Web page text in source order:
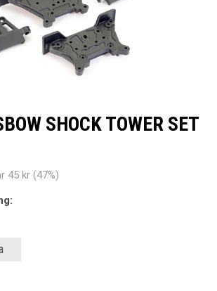
SHOCK TOWER SET
45 kr (47%)